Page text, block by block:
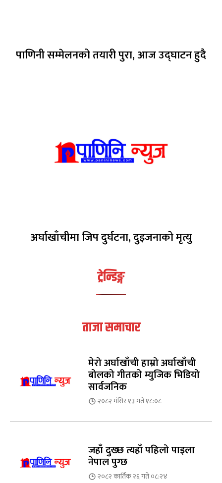
पाणिनी सम्मेलनको तयारी पुरा, आज उद्घाटन हुदै
अर्घाखाँचीमा जिप दुर्घटना, दुइजनाको मृत्यु
ट्रेन्डिङ्ग
ताजा समाचार
मेरो अर्घाखाँची हाम्रो अर्घाखाँची
बोलको गीतको म्युजिक भिडियो
सार्वजनिक
२०८२ मंसिर १३ गते १८:०८
जहाँ दुख्छ त्यहाँ पहिलो पाइला
नेपाल पुग्छ
२०८२ कार्तिक २६ गते ०८:२४